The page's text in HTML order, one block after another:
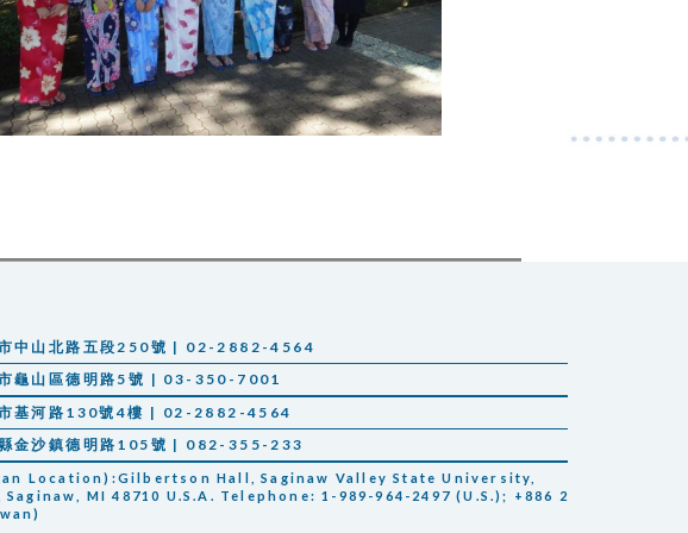
中山北路五段250號 | 02-2882-4564
龜山區德明路5號 | 03-350-7001
基河路130號4樓 | 02-2882-4564
金沙鎮德明路105號 | 082-355-233
Location):Gilbertson Hall, Saginaw Valley State University,
Saginaw, MI 48710 U.S.A. Telephone: 1-989-964-2497 (U.S.); +886 2